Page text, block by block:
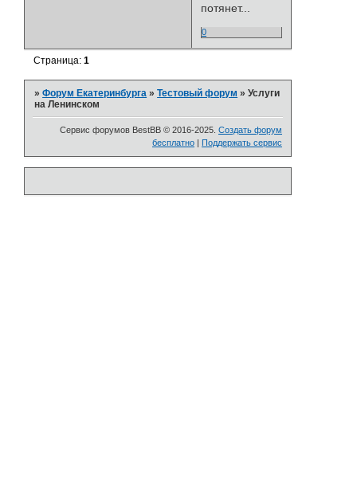
потянет...
0
Страница:1
»Форум Екатеринбурга »Тестовый форум »Услуги
на Ленинском
Сервис форумов BestBB © 2016-2025. Создать форум
бесплатно | Поддержать сервис